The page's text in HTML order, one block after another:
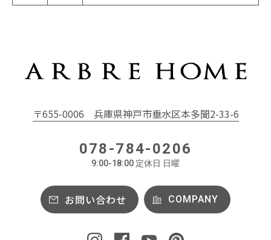
〒655-0006 兵庫県神戸市垂水区本多聞2-33-6
078-784-0206
9:00-18:00 定休日 日曜
お問い合わせ COMPANY